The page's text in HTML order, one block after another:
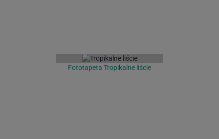
Fototapeta Tropikalne liście